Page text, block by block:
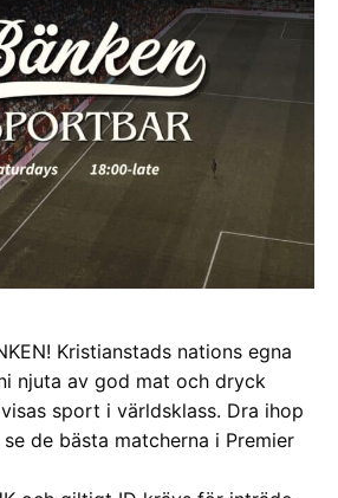
Kristianstads nations egna
njuta av god mat och dryck
sport i världsklass. Dra ihop
de bästa matcherna i Premier